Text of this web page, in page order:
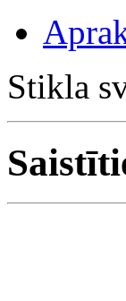
Stikla